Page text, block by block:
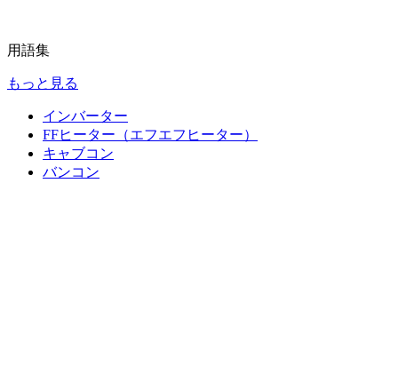
用語集
もっと見る
インバーター
FFヒーター（エフエフヒーター）
キャブコン
バンコン